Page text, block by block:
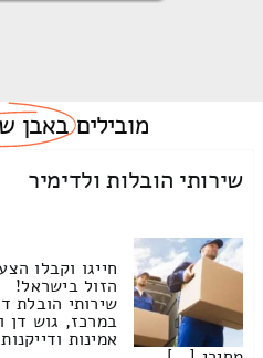
מוביליםבאבן
שירותי הובלות ולדימיר
חייגו וקבלו
הזול בישראל!
שירותי הובלת
במרכז, גוש דן
אמינות